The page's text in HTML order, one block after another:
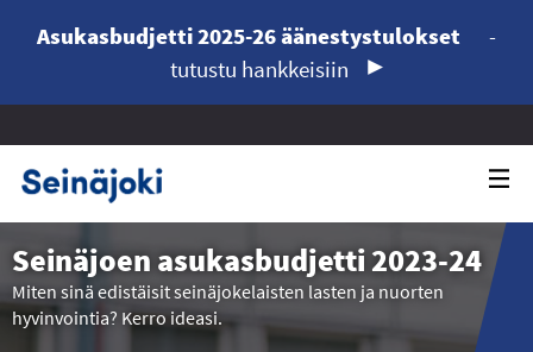
Asukasbudjetti 2025-26 äänestystulokset
-
tutustu hankkeisiin
Seinäjoen asukasbudjetti 2023-24
Miten sinä edistäisit seinäjokelaisten lasten ja nuorten
hyvinvointia? Kerro ideasi.